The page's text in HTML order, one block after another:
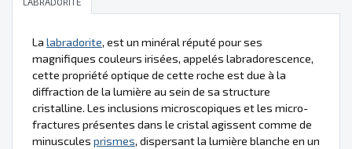
La labradorite, est un minéral réputé pour ses
magnifiques couleurs irisées, appelés labradorescence,
cette propriété optique de cette roche est due à la
diffraction de la lumière au sein de sa structure
cristalline. Les inclusions microscopiques et les micro-
fractures présentes dans le cristal agissent comme de
minuscules prismes, dispersant la lumière blanche en un